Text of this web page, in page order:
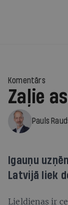
Komentārs
Zaļie
Pauls
Igauņu
Latvijā liek
Lieldienas ir